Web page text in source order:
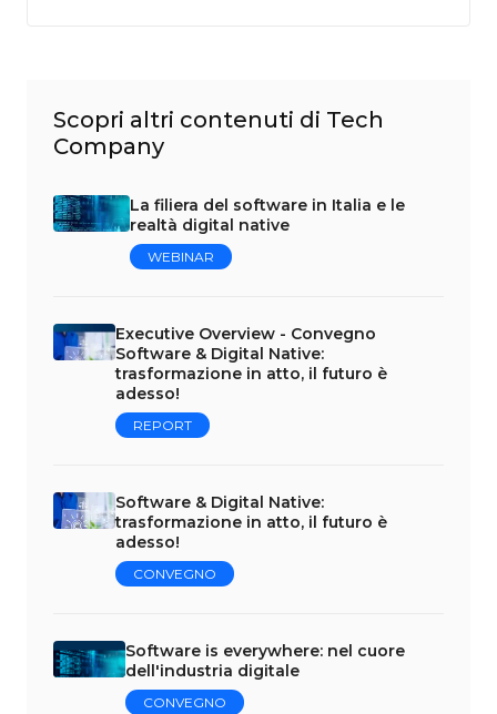
Scopri altri contenuti di Tech
Company
La filiera del software in Italia e le
realtà digital native
WEBINAR
Executive Overview - Convegno
Software & Digital Native:
trasformazione in atto, il futuro è
adesso!
REPORT
Software & Digital Native:
trasformazione in atto, il futuro è
adesso!
CONVEGNO
Software is everywhere: nel cuore
dell'industria digitale
CONVEGNO